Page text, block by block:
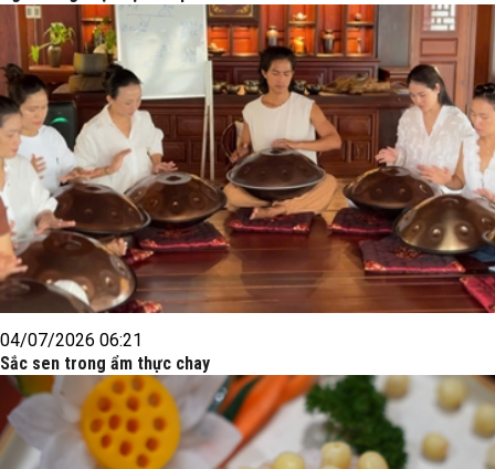
04/07/2026 06:21
Sắc sen trong ẩm thực chay